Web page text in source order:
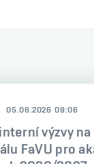
05.06.2026 09:06
výzvy
FaVU pro